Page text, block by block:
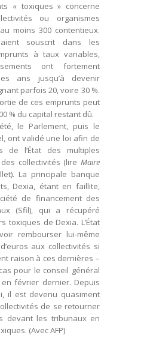
« toxiques » concerne
ou organismes
moins 300 contentieux.
souscrit dans les
à taux variables,
ont fortement
ans jusqu’à devenir
parfois 20, voire 30 %.
de ces emprunts peut
% du capital restant dû.
le Parlement, puis le
ont validé une loi afin de
de l’État des multiples
collectivités (lire Maire
La principale banque
Dexia, étant en faillite,
de financement des
(Sfil), qui a récupéré
toxiques de Dexia. L’État
rembourser lui-même
aux collectivités si
raison à ces dernières –
pour le conseil général
en février dernier. Depuis
il est devenu quasiment
de se retourner
devant les tribunaux en
(Avec AFP)